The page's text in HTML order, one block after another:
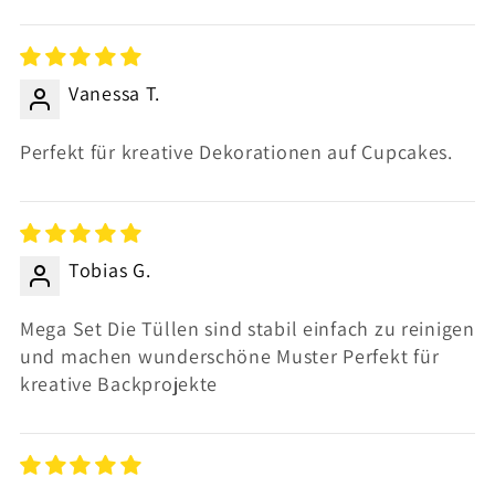
Vanessa T.
Perfekt für kreative Dekorationen auf Cupcakes.
Tobias G.
Mega Set Die Tüllen sind stabil einfach zu reinigen
und machen wunderschöne Muster Perfekt für
kreative Backprojekte